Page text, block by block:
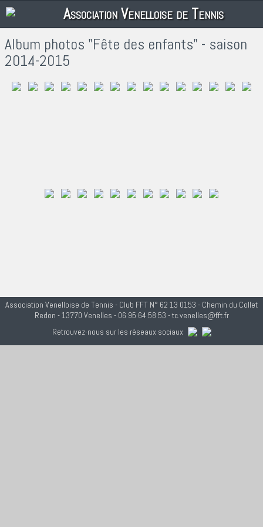
Association Venelloise de Tennis
Album photos "Fête des enfants" - saison
2014-2015
Association Venelloise de Tennis - Club FFT N° 62 13 0153 - Chemin du Collet
Redon - 13770 Venelles - 06 95 64 58 53 - tc.venelles@fft.fr
Retrouvez-nous sur les réseaux sociaux